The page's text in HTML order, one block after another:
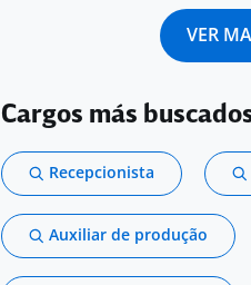
VER
Cargos más
Recepcionista
Auxiliar de produção